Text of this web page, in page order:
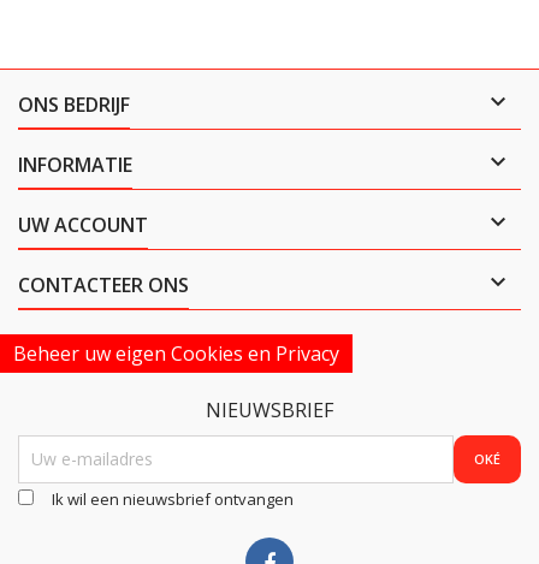
ONS BEDRIJF 
INFORMATIE 
UW ACCOUNT 
CONTACTEER ONS 
Beheer uw eigen Cookies en Privacy
NIEUWSBRIEF
Ik wil een nieuwsbrief ontvangen